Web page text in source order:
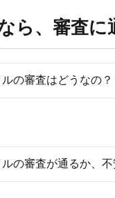
ら、審査に
の審査はどうなの？
の審査が通るか、不